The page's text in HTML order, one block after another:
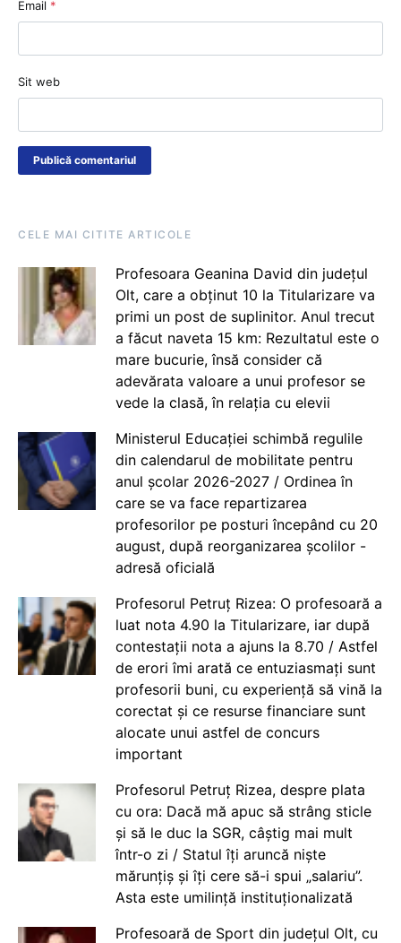
Email *
Sit web
CELE MAI CITITE ARTICOLE
Profesoara Geanina David din județul
Olt, care a obținut 10 la Titularizare va
primi un post de suplinitor. Anul trecut
a făcut naveta 15 km: Rezultatul este o
mare bucurie, însă consider că
adevărata valoare a unui profesor se
vede la clasă, în relația cu elevii
Ministerul Educației schimbă regulile
din calendarul de mobilitate pentru
anul școlar 2026-2027 / Ordinea în
care se va face repartizarea
profesorilor pe posturi începând cu 20
august, după reorganizarea școlilor -
adresă oficială
Profesorul Petruț Rizea: O profesoară a
luat nota 4.90 la Titularizare, iar după
contestații nota a ajuns la 8.70 / Astfel
de erori îmi arată ce entuziasmați sunt
profesorii buni, cu experiență să vină la
corectat și ce resurse financiare sunt
alocate unui astfel de concurs
important
Profesorul Petruț Rizea, despre plata
cu ora: Dacă mă apuc să strâng sticle
și să le duc la SGR, câștig mai mult
într-o zi / Statul îți aruncă niște
mărunțiș și îți cere să-i spui „salariu”.
Asta este umilință instituționalizată
Profesoară de Sport din județul Olt, cu